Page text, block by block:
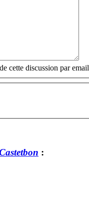
cette discussion par email
: